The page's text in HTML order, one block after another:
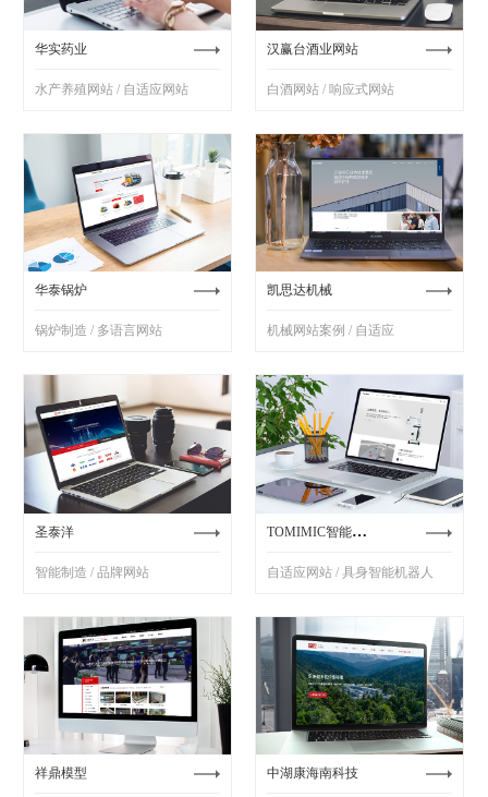
华实药业
水产养殖网站 / 自适应网站
汉赢台酒业网站
白酒网站 / 响应式网站
华泰锅炉
锅炉制造 / 多语言网站
凯思达机械
机械网站案例 / 自适应
圣泰洋
智能制造 / 品牌网站
TOMIMIC智能机器人
自适应网站 / 具身智能机器人
祥鼎模型 中湖康海南科技